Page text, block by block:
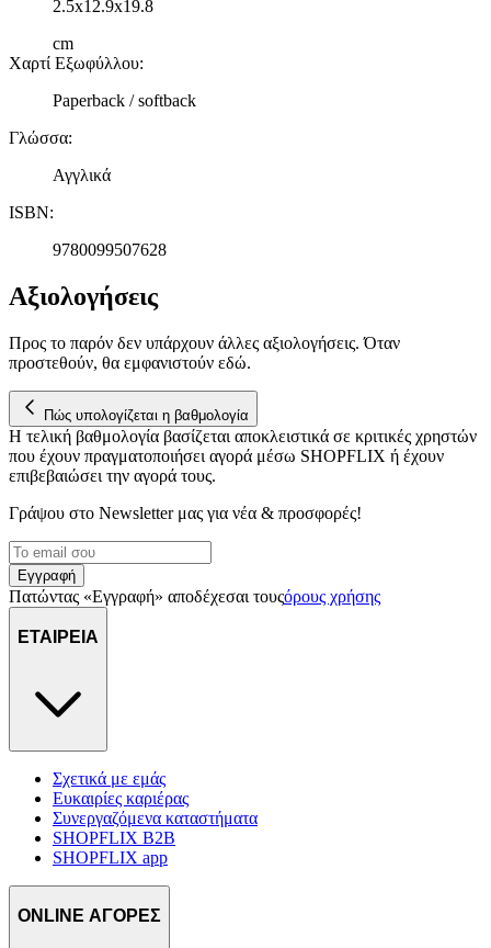
2.5x12.9x19.8
cm
Χαρτί Εξωφύλλου:
Paperback / softback
Γλώσσα:
Αγγλικά
ISBN:
9780099507628
Αξιολογήσεις
Προς το παρόν δεν υπάρχουν άλλες αξιολογήσεις. Όταν
προστεθούν, θα εμφανιστούν εδώ.
Πώς υπολογίζεται η βαθμολογία
Η τελική βαθμολογία βασίζεται αποκλειστικά σε κριτικές χρηστών
που έχουν πραγματοποιήσει αγορά μέσω SHOPFLIX ή έχουν
επιβεβαιώσει την αγορά τους.
Γράψου στο Νewsletter μας για νέα & προσφορές!
Εγγραφή
Πατώντας «Εγγραφή» αποδέχεσαι τουςόρους χρήσης
ΕΤΑΙΡΕΙΑ
Σχετικά με εμάς
Ευκαιρίες καριέρας
Συνεργαζόμενα καταστήματα
SHOPFLIX B2B
SHOPFLIX app
ONLINE ΑΓΟΡΕΣ